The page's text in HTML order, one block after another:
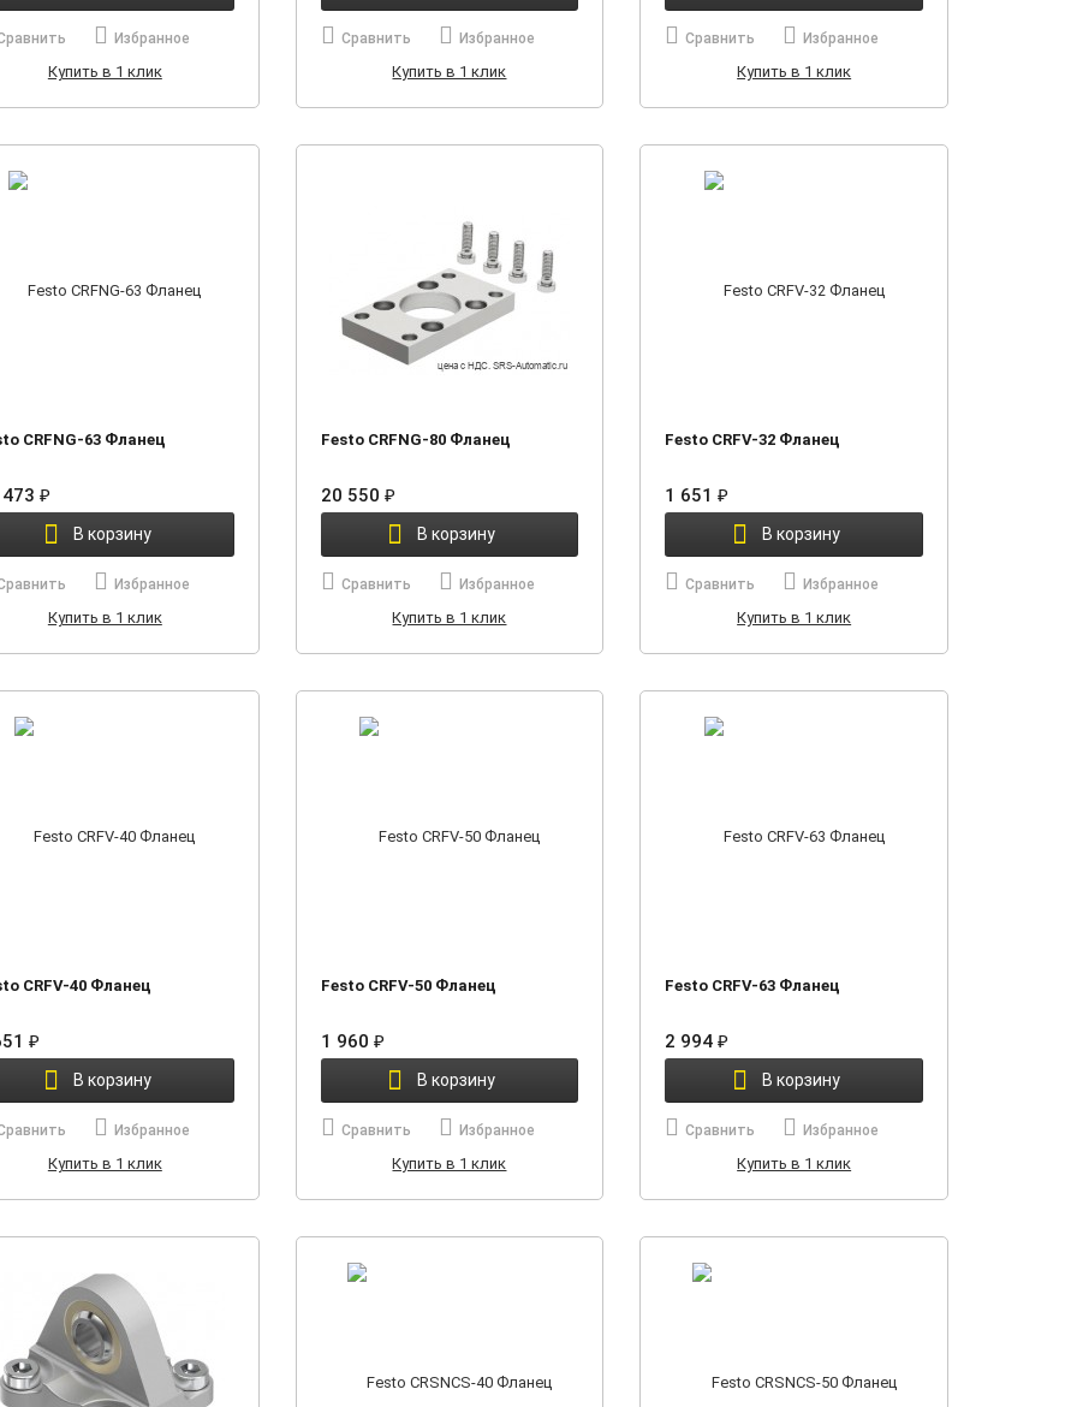
Избранное
Купить в 1 клик
Сравнить Избранное
Купить в 1 клик
Сравнить Избранное
Купить в 1 клик
CRFNG-63 Фланец
₽
В корзину
Избранное
Купить в 1 клик
Festo CRFNG-80 Фланец
20 550 ₽
В корзину
Сравнить Избранное
Купить в 1 клик
Festo CRFV-32 Фланец
1 651₽
В корзину
Сравнить Избранное
Купить в 1 клик
CRFV-40 Фланец
₽
В корзину
Избранное
Купить в 1 клик
Festo CRFV-50 Фланец
1 960 ₽
В корзину
Сравнить Избранное
Купить в 1 клик
Festo CRFV-63 Фланец
2 994₽
В корзину
Сравнить Избранное
Купить в 1 клик